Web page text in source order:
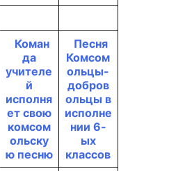
Коман
да
учителе
й
исполня
ет свою
комсом
ольску
ю песню
Песня
Комсом
ольцы-
добров
ольцы в
исполне
нии 6-
ых
классов